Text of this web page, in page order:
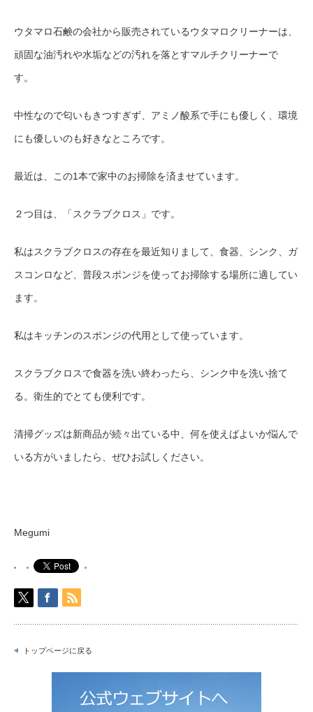
ウタマロ石鹸の会社から販売されているウタマロクリーナーは、
頑固な油汚れや水垢などの汚れを落とすマルチクリーナーで
す。
中性なので匂いもきつすぎず、アミノ酸系で手にも優しく、環境
にも優しいのも好きなところです。
最近は、この1本で家中のお掃除を済ませています。
２つ目は、「スクラブクロス」です。
私はスクラブクロスの存在を最近知りまして、食器、シンク、ガ
スコンロなど、普段スポンジを使ってお掃除する場所に適してい
ます。
私はキッチンのスポンジの代用として使っています。
スクラブクロスで食器を洗い終わったら、シンク中を洗い捨て
る。衛生的でとても便利です。
清掃グッズは新商品が続々出ている中、何を使えばよいか悩んで
いる方がいましたら、ぜひお試しください。
Megumi
トップページに戻る